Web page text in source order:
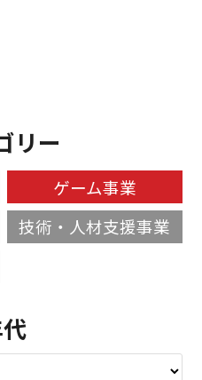
リー
ゲーム事業
技術・人材支援事業